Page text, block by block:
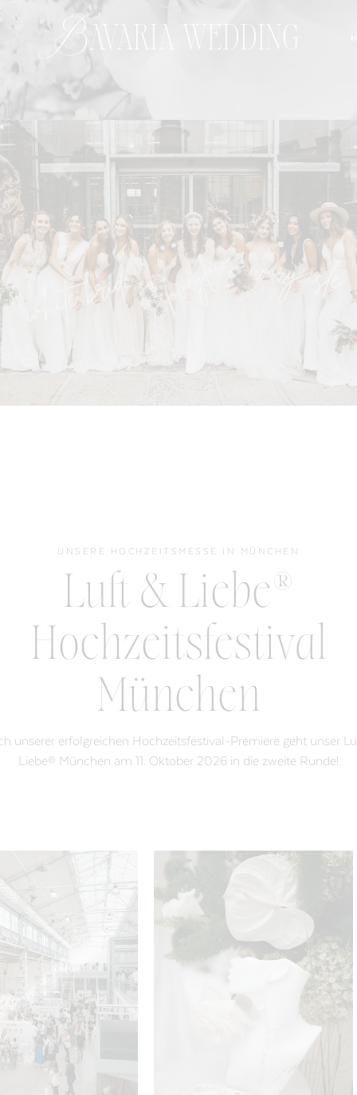
Bavaria wedding
UNSERE HOCHZEITSMESSE IN MÜNCHEN
Luft & Liebe®
Hochzeitsfestival
München
unserer erfolgreichen Hochzeitsfestival-Premiere geht unser
Liebe® München am 11. Oktober 2026 in die zweite Runde!